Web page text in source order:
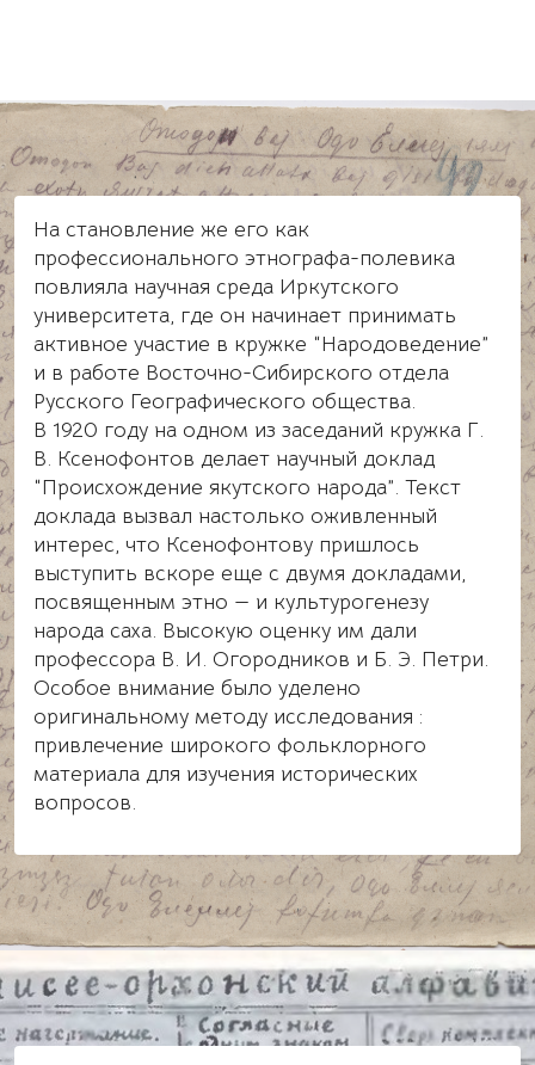
На становление же его как
профессионального этнографа-полевика
повлияла научная среда Иркутского
университета, где он начинает принимать
активное участие в кружке “Народоведение”
и в работе Восточно-Сибирского отдела
Русского Географического общества.
В 1920 году на одном из заседаний кружка Г.
В. Ксенофонтов делает научный доклад
“Происхождение якутского народа”. Текст
доклада вызвал настолько оживленный
интерес, что Ксенофонтову пришлось
выступить вскоре еще с двумя докладами,
посвященным этно — и культурогенезу
народа саха. Высокую оценку им дали
профессора В. И. Огородников и Б. Э. Петри.
Особое внимание было уделено
оригинальному методу исследования :
привлечение широкого фольклорного
материала для изучения исторических
вопросов.